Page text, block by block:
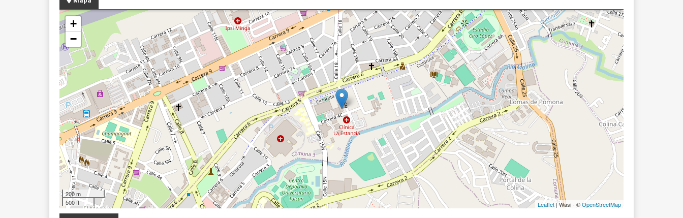
+
−
200 m
500 ft
Leaflet | Wasi - ©OpenStreetMap